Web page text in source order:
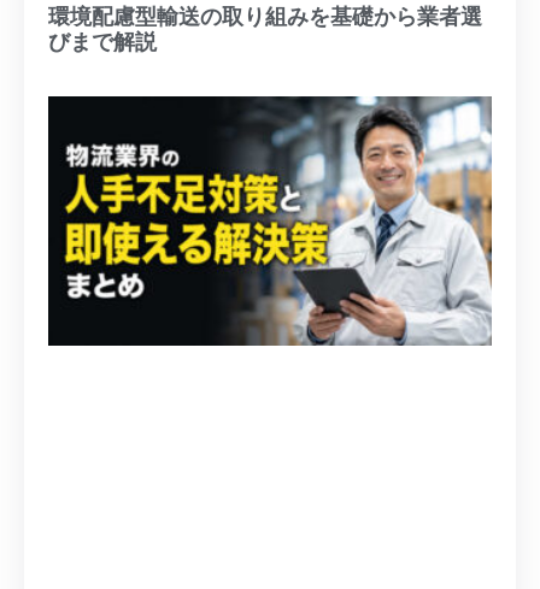
環境配慮型輸送の取り組みを基礎から業者選
びまで解説